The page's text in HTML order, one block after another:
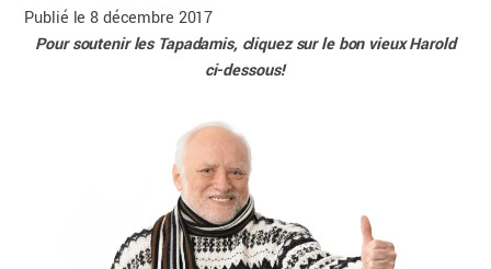
Publié le 8 décembre 2017
Pour soutenir les Tapadamis, cliquez sur le bon vieux Harold
ci-dessous!